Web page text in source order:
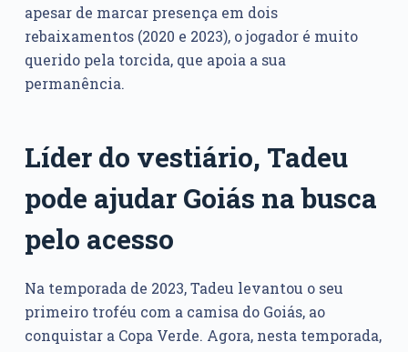
apesar de marcar presença em dois
rebaixamentos (2020 e 2023), o jogador é muito
querido pela torcida, que apoia a sua
permanência.
Líder do vestiário, Tadeu
pode ajudar Goiás na busca
pelo acesso
Na temporada de 2023, Tadeu levantou o seu
primeiro troféu com a camisa do Goiás, ao
conquistar a Copa Verde. Agora, nesta temporada,